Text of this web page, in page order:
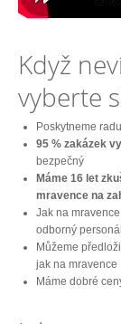
Když
vyberte
Poskytneme
95 % zakázek
bezpečný
Máme 16 let
mravence na
Jak na
odborný
Můžeme
jak na mravence
Máme dobré